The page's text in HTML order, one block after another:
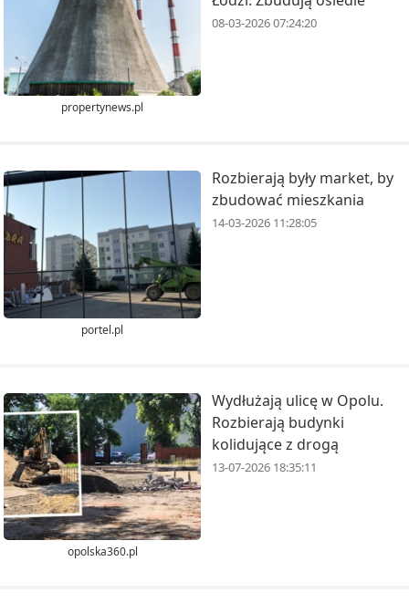
propertynews.pl
08-03-2026 07:24:20
portel.pl
Rozbierają były market, by
zbudować mieszkania
14-03-2026 11:28:05
opolska360.pl
Wydłużają ulicę w Opolu.
Rozbierają budynki
kolidujące z drogą
13-07-2026 18:35:11